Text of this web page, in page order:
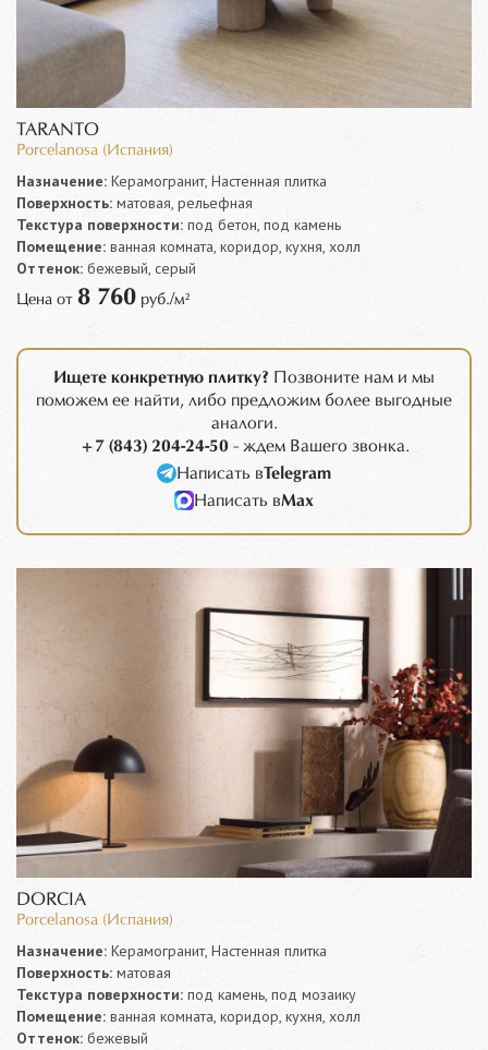
TARANTO
Porcelanosa (Испания)
Назначение: Керамогранит, Настенная плитка
Поверхность: матовая, рельефная
Текстура поверхности: под бетон, под камень
Помещение: ванная комната, коридор, кухня, холл
Оттенок: бежевый, серый
Цена от 8 760 руб./м²
Ищете конкретную плитку? Позвоните нам и мы
поможем ее найти, либо предложим более выгодные
аналоги.
+7 (843) 204-24-50- ждем Вашего звонка.
Написать вTelegram
Написать вMax
DORCIA
Porcelanosa (Испания)
Назначение: Керамогранит, Настенная плитка
Поверхность: матовая
Текстура поверхности: под камень, под мозаику
Помещение: ванная комната, коридор, кухня, холл
Оттенок: бежевый